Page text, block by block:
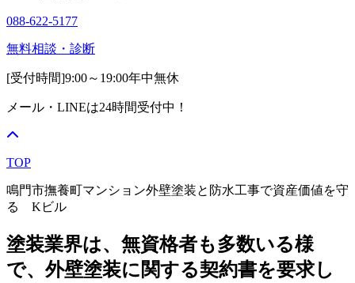
088-622-5177
無料相談・診断
[受付時間]9:00～19:00年中無休
メール・LINEは24時間受付中！
TOP
鳴門市撫養町マンション外壁塗装と防水工事で資産価値を守
る Kビル
塗装業界は、無資格者も多数いる様
で、外壁塗装に関する契約書を要求し